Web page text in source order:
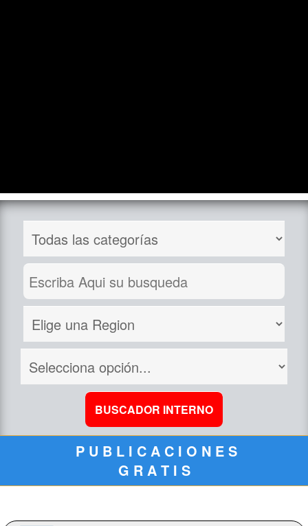
P U B L I C A C I O N E S
G R A T I S